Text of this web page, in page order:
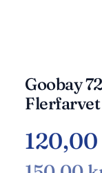
Goobay
Flerfarvet
120,00